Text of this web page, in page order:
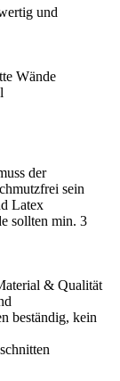
und
Wände
der
sein
Latex
sollten min. 3
& Qualität
beständig, kein